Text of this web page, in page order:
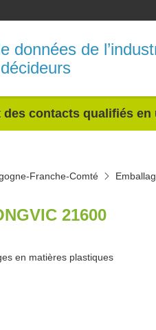
données de
des contacts qualifiés
Franche-Comté
21600
en matières plastiques